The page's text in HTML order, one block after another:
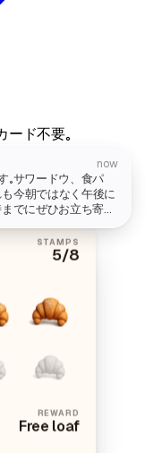
ド不要。
now
。サワードウ、食パ
今朝ではなく午後に
でにぜひお立ち寄り
STAMPS
5/8
REWARD
Free loaf